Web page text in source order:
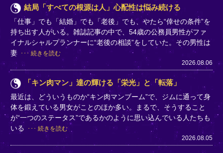
結局「すべての根源は人」心配性は悩み続ける
「仕事」でも「結婚」でも「老後」でも、やたら“倖せの条件”を
持ち出す人がいる。雑誌記事の中で、54歳の公務員男性がファ
イナルシャルプランナーに“老後の相談”をしていた。その男性は
妻
続きを読む
2026.08.06
「キン肉マン」達の輝ける「栄光」と「転落」
最近は、どういうものか“キン肉マンブーム”で、ジムに通って身
体を鍛えている男女がことのほか多い。まるで、そうすること
が“一つのステータス”であるかのように思い込んでいる人たちも
いる
続きを読む
2026.08.05